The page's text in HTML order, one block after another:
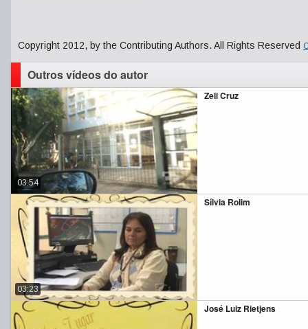
Copyright 2012, by the Contributing Authors. All Rights Reserved
Outros vídeos do autor
Zeli Cruz
03:54
Sílvia Rolim
03:23
José Luiz Rietjens